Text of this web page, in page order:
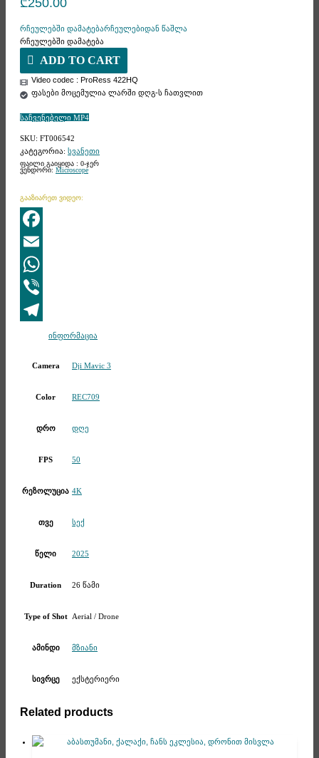
რჩეულებში დამატებარჩეულებიდან წაშლა
რჩეულებში დამატება
ADD TO CART
Video codec : ProRess 422HQ
ფასები მოცემულია ლარში დღგ-ს ჩათვლით
საჩვენებელი MP4
SKU: FT006542
კატეგორია: სვანეთი
ფაილი გაიყიდა : 0-ჯერ
ვენდორი: Microscope
გააზიარეთ ვიდეო:
Facebook
Email
WhatsApp
Viber
Telegramინფორმაცია
Camera Dji Mavic 3
Color REC709
დრო დღე
FPS 50
რეზოლუცია 4K
თვე სექ
წელი 2025
Duration 26 წამი
Type of Shot Aerial / Drone
ამინდი მზიანი
სივრცე ექსტერიერი
Related products